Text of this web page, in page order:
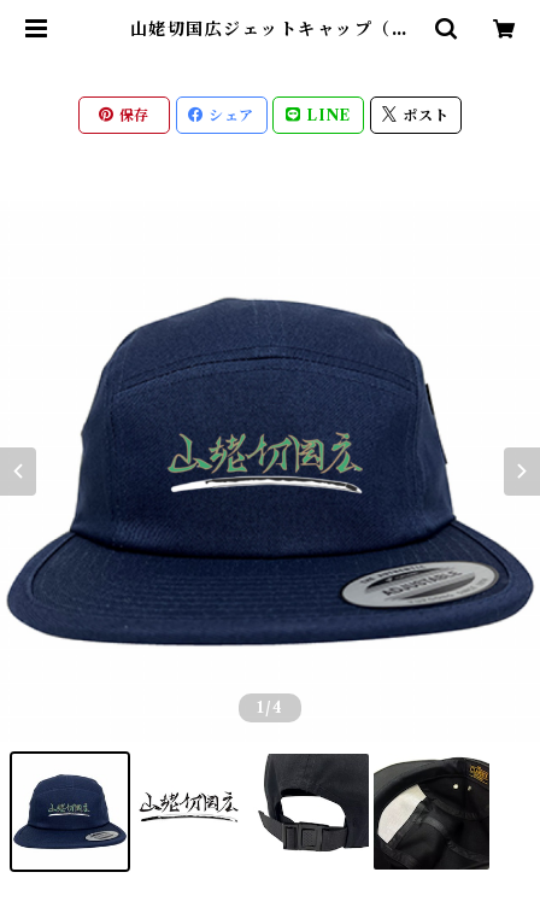
山姥切国広ジェットキャップ（刀
保存 シェア LINE ポスト
1 /4